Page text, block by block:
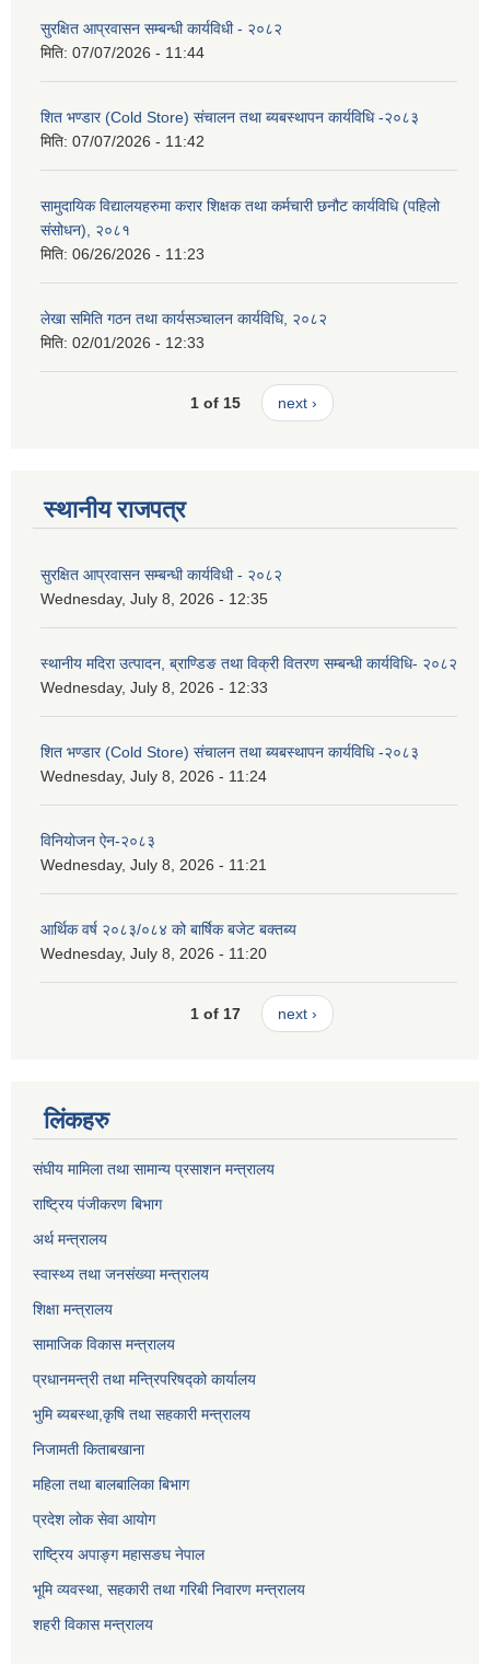
सुरक्षित आप्रवासन सम्बन्धी कार्यविधी - २०८२
मिति: 07/07/2026 - 11:44
शित भण्डार (Cold Store) संचालन तथा ब्यबस्थापन कार्यविधि -२०८३
मिति: 07/07/2026 - 11:42
सामुदायिक विद्यालयहरुमा करार शिक्षक तथा कर्मचारी छनौट कार्यविधि (पहिलो
संसोधन), २०८१
मिति: 06/26/2026 - 11:23
लेखा समिति गठन तथा कार्यसञ्चालन कार्यविधि, २०८२
मिति: 02/01/2026 - 12:33
1 of 15 next ›
स्थानीय राजपत्र
सुरक्षित आप्रवासन सम्बन्धी कार्यविधी - २०८२
Wednesday, July 8, 2026 - 12:35
स्थानीय मदिरा उत्पादन, ब्राण्डिङ तथा विक्री वितरण सम्बन्धी कार्यविधि- २०८२
Wednesday, July 8, 2026 - 12:33
शित भण्डार (Cold Store) संचालन तथा ब्यबस्थापन कार्यविधि -२०८३
Wednesday, July 8, 2026 - 11:24
विनियोजन ऐन-२०८३
Wednesday, July 8, 2026 - 11:21
आर्थिक वर्ष २०८३/०८४ को बार्षिक बजेट बक्तब्य
Wednesday, July 8, 2026 - 11:20
1 of 17 next ›
लिंकहरु
संघीय मामिला तथा सामान्य प्रसाशन मन्त्रालय
राष्ट्रिय पंजीकरण बिभाग
अर्थ मन्त्रालय
स्वास्थ्य तथा जनसंख्या मन्त्रालय
शिक्षा मन्त्रालय
सामाजिक विकास मन्त्रालय
प्रधानमन्त्री तथा मन्त्रिपरिषद्को कार्यालय
भुमि ब्यबस्था,कृषि तथा सहकारी मन्त्रालय
निजामती किताबखाना
महिला तथा बालबालिका बिभाग
प्रदेश लोक सेवा आयोग
राष्ट्रिय अपाङ्ग महासङघ नेपाल
भूमि व्यवस्था, सहकारी तथा गरिबी निवारण मन्त्रालय
शहरी विकास मन्त्रालय